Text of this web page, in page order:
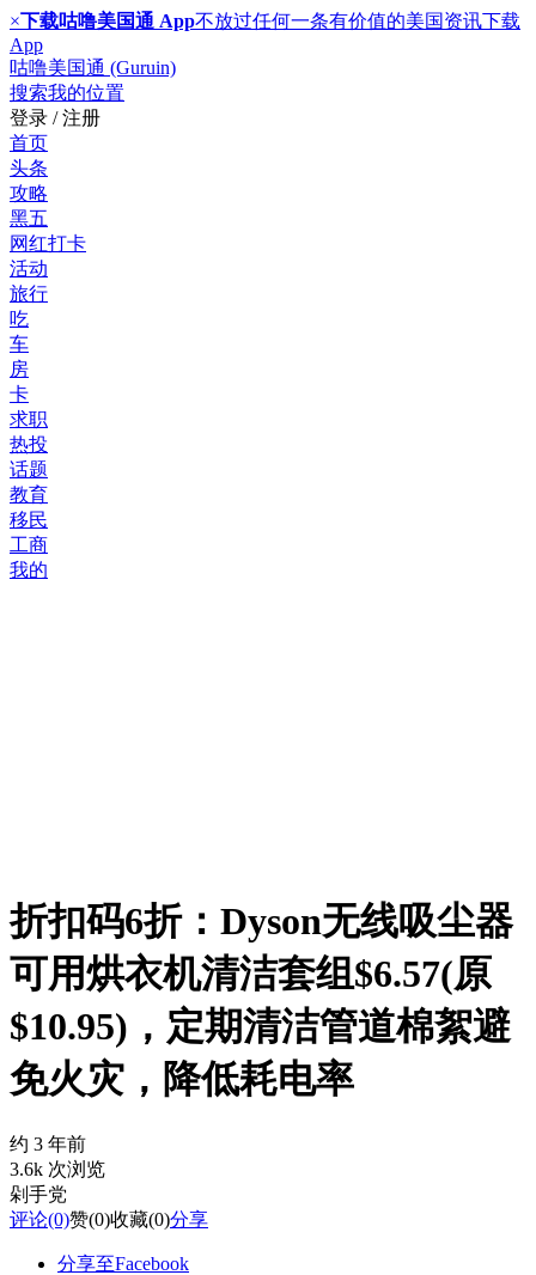
×下载咕噜美国通 App不放过任何一条有价值的美国资讯下载
App
咕噜美国通 (Guruin)
搜索我的位置
登录 / 注册
首页
头条
攻略
黑五
网红打卡
活动
旅行
吃
车
房
卡
求职
热投
话题
教育
移民
工商
我的
折扣码6折：Dyson无线吸尘器
可用烘衣机清洁套组$6.57(原
$10.95)，定期清洁管道棉絮避
免火灾，降低耗电率
约 3 年前
3.6k 次浏览
剁手党
评论(0)赞(0)收藏(0)分享
分享至Facebook